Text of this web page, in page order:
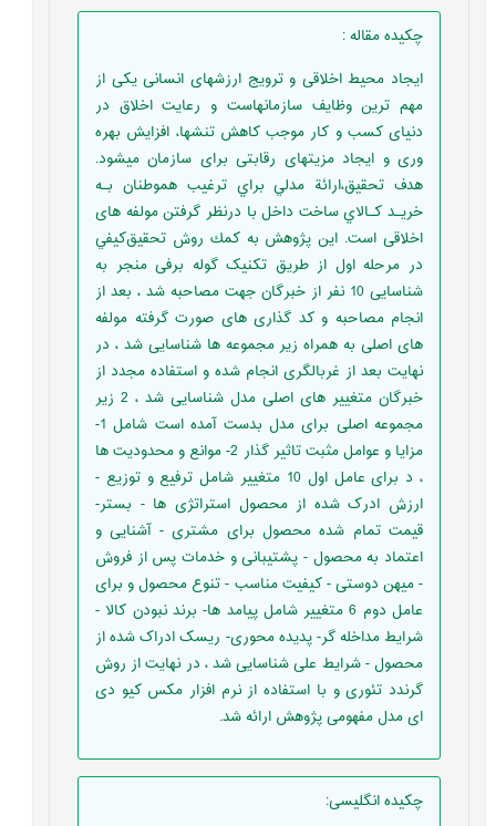
چکیده مقاله:
ایجاد محیط اخلاقی و ترویج ارزشهای انسانی یکی از
مهم ترین وظایف سازمانهاست و رعایت اخلاق در
دنیای کسب و کار موجب کاهش تنشها، افزایش بهره
وری و ایجاد مزیتهای رقابتی برای سازمان میشود.
ﻫﺪف ﺗﺤﻘﻴﻖ،اراﺋﺔ ﻣﺪﻟﻲ ﺑﺮاي ﺗﺮﻏﻴﺐ هموطنان ﺑـﻪ
ﺧﺮﻳـﺪ ﻛـﺎﻻي ﺳﺎﺧﺖ داﺧﻞ با درنظر گرفتن مولفه های
اخلاقی اﺳﺖ. اﻳﻦ ﭘﮋوﻫﺶ ﺑﻪ ﻛﻤﻚ روش ﺗﺤﻘﻴﻖﻛﻴﻔﻲ
در مرحله اول از طریق تکنیک گوله برفی منجر به
شناسایی 10 نفر از خبرگان جهت مصاحبه شد ، بعد از
انجام مصاحبه و کد گذاری های صورت گرفته مولفه
های اصلی به همراه زیر مجموعه ها شناسایی شد ، در
نهایت بعد از غربالگری انجام شده و استفاده مجدد از
خبرگان متغییر های اصلی مدل شناسایی شد ، 2 زیر
مجموعه اصلی برای مدل بدست آمده است شامل 1-
مزایا و عوامل مثبت تاثیر گذار 2- موانع و محدودیت ها
، د برای عامل اول 10 متغییر شامل ترفیع و توزیع -
ارزش ادرک شده از محصول استراتژی ها - بستر-
قیمت تمام شده محصول برای مشتری - آشنایی و
اعتماد به محصول - پشتیبانی و خدمات پس از فروش
- میهن دوستی - کیفیت مناسب - تنوع محصول و برای
عامل دوم 6 متغییر شامل پیامد ها- برند نبودن کالا -
شرایط مداخله گر- پدیده محوری- ریسک ادراک شده از
محصول - شرایط علی شناسایی شد ، در نهایت از روش
گرندد تئوری و با استفاده از نرم افزار مکس کیو دی
ای مدل مفهومی پژوهش ارائه شد.
چکیده انگلیسی: